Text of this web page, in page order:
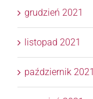
grudzień 2021
listopad 2021
październik 2021